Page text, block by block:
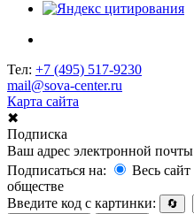
Тел: +7 (495) 517-9230
mail@sova-center.ru
Карта сайта
✖
Подписка
Ваш адрес электронной почты
Подписаться на:
Весь сайт
обществе
Введите код с картинки:
🔄